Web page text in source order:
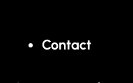
Contact